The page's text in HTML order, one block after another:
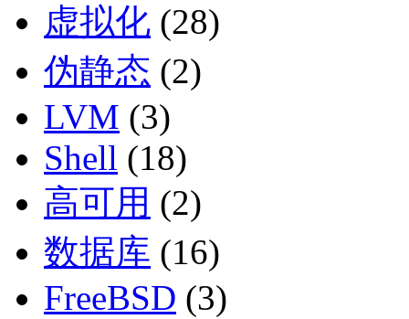
虚拟化 (28)
伪静态 (2)
LVM (3)
Shell (18)
高可用 (2)
数据库 (16)
FreeBSD (3)